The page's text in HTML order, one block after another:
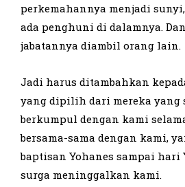
perkemahannya menjadi
ada penghuni di dalamnya.
jabatannya diambil orang lain.
Jadi harus ditambahkan
yang dipilih dari mereka yang
berkumpul dengan kami
bersama-sama dengan kami,
baptisan Yohanes sampai hari
surga meninggalkan kami.